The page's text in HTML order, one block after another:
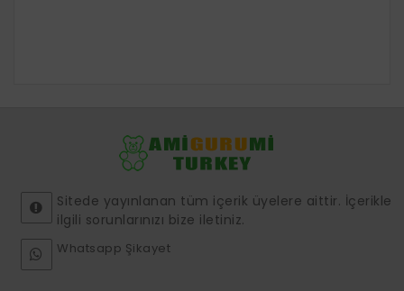
Sitede yayınlanan tüm içerik üyelere aittir. İçerikle
ilgili sorunlarınızı bize iletiniz.
Whatsapp Şikayet